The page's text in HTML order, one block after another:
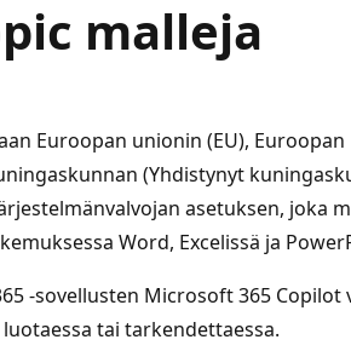
malleja
Euroopan unionin (EU), Euroopan
(Yhdistynyt
asetuksen, joka
Word, Excelissä ja
-sovellusten Microsoft 365 Copilot
tai tarkendettaessa.